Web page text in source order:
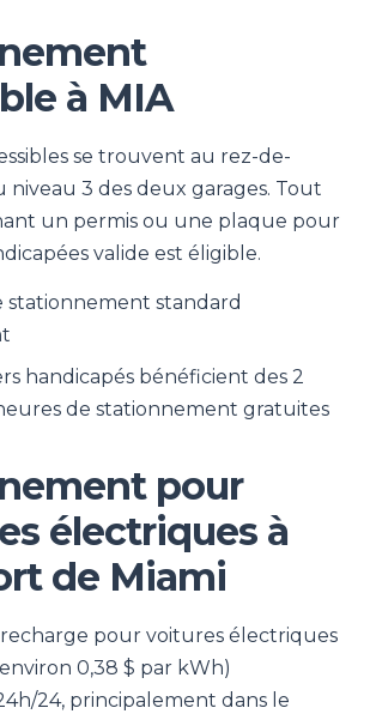
à MIA
se trouvent au rez-de-
niveau 3 des deux garages. Tout
un permis ou une plaque pour
valide est éligible.
stationnement standard
handicapés bénéficient des 2
de stationnement gratuites
pour
électriques à
de Miami
recharge pour voitures électriques
0,38 $ par kWh)
24, principalement dans le